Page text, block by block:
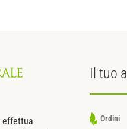
effettua
Il tuo
Ordini